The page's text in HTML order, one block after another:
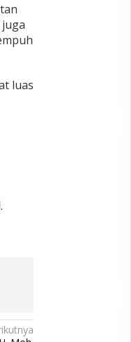
luas
II DPR RI: Pilkada
Berjalan Lancar